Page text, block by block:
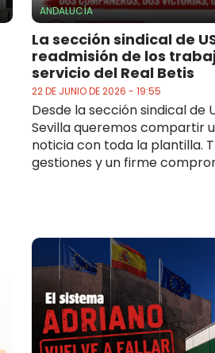
ANDALUCÍA
La sección sindical de
readmisión de los
servicio del Real Betis
22 DE JUNIO DE 2026 - 19:55
Desde la sección sindical de
Sevilla queremos compartir
noticia con toda la plantilla.
gestiones y un firme